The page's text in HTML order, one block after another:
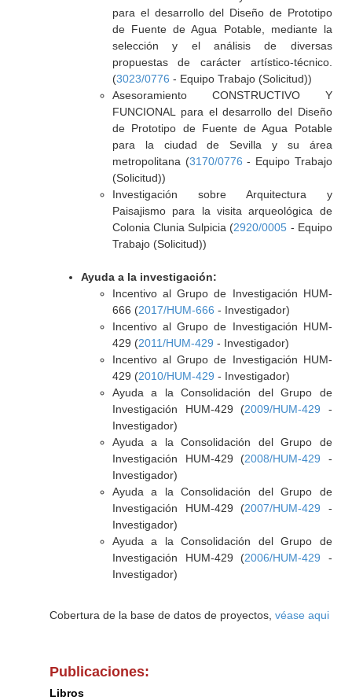
para el desarrollo del Diseño de Prototipo
de Fuente de Agua Potable, mediante la
selección y el análisis de diversas
propuestas de carácter artístico-técnico.
(3023/0776 - Equipo Trabajo (Solicitud))
Asesoramiento CONSTRUCTIVO Y
FUNCIONAL para el desarrollo del Diseño
de Prototipo de Fuente de Agua Potable
para la ciudad de Sevilla y su área
metropolitana (3170/0776 - Equipo Trabajo
(Solicitud))
Investigación sobre Arquitectura y
Paisajismo para la visita arqueológica de
Colonia Clunia Sulpicia (2920/0005 - Equipo
Trabajo (Solicitud))
Ayuda a la investigación:
Incentivo al Grupo de Investigación HUM-
666 (2017/HUM-666 - Investigador)
Incentivo al Grupo de Investigación HUM-
429 (2011/HUM-429 - Investigador)
Incentivo al Grupo de Investigación HUM-
429 (2010/HUM-429 - Investigador)
Ayuda a la Consolidación del Grupo de
Investigación HUM-429 (2009/HUM-429 -
Investigador)
Ayuda a la Consolidación del Grupo de
Investigación HUM-429 (2008/HUM-429 -
Investigador)
Ayuda a la Consolidación del Grupo de
Investigación HUM-429 (2007/HUM-429 -
Investigador)
Ayuda a la Consolidación del Grupo de
Investigación HUM-429 (2006/HUM-429 -
Investigador)
Cobertura de la base de datos de proyectos, véase aqui
Publicaciones:
Libros